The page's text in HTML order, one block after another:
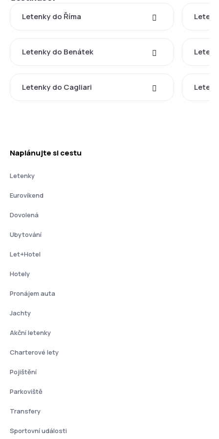
Letenky do Říma
Letenky do Benátek
Letenky do Cagliari
Naplánujte si cestu
Letenky
Eurovíkend
Dovolená
Ubytování
Let+Hotel
Hotely
Pronájem auta
Jachty
Akční letenky
Charterové lety
Pojištění
Parkoviště
Transfery
Sportovní události